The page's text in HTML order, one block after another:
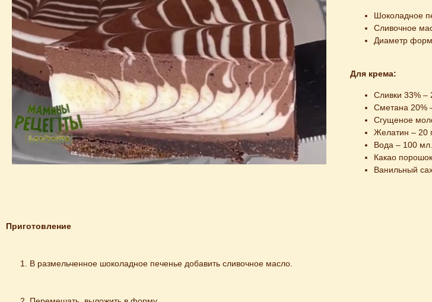
Шоколадное
Сливочное
Диаметр
Для крема:
Сливки 33% –
Сметана 20%
Сгущеное
Желатин – 20
Вода – 100 мл.
Какао
Ванильный
Приготовление
В размельченное шоколадное печенье добавить сливочное масло.